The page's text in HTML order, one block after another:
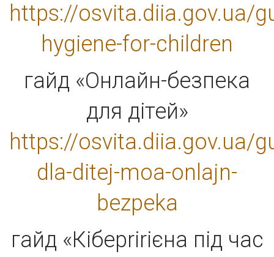
https://osvita.diia.gov.ua/
hygiene-for-children
гайд «Онлайн-безпека
для дітей»
https://osvita.diia.gov.ua/
dla-ditej-moa-onlajn-
bezpeka
гайд «Кіберrіrієна під час